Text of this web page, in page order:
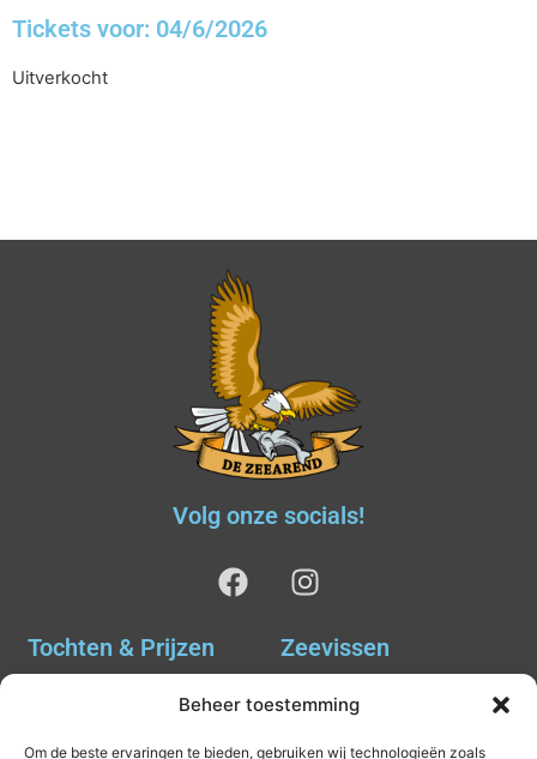
Beheer toestemming
Om de beste ervaringen te bieden, gebruiken wij technologieën zoals
Tickets voor: 04/6/2026
Uitverkocht
Volg onze socials!
Tochten & Prijzen Zeevissen
Tochten & Prijzen